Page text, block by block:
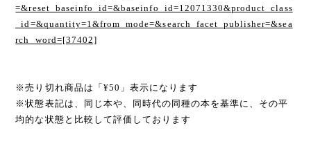
=&reset_baseinfo_id=&baseinfo_id=12071330&product_class
_id=&quantity=1&from_mode=&search_facet_publisher=&sea
rch_word=[37402]
※売り切れ商品は「¥50」表示になります
※状態表記は、同じ本や、同時代の同種の本を基準に、その平
均的な状態と比較して評価しております